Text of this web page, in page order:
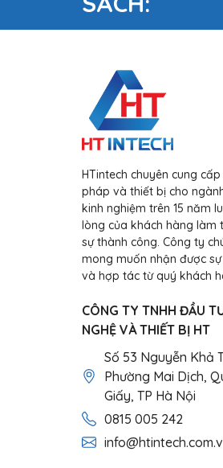
HTintech chuyên cung
pháp và thiết bị cho
kinh nghiệm trên 15 năm
lòng của khách hàng làm
sự thành công. Công ty
mong muốn nhận được
và hợp tác từ quý khách
CÔNG TY TNHH ĐẦU
NGHỆ VÀ THIẾT BỊ HT
Số 53 Nguyễn Khả
Phường Mai Dịch,
Giấy, TP Hà Nội
0815 005 242